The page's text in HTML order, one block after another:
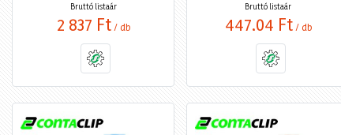
Bruttó listaár
2 837 Ft / db
Bruttó listaár
447,04 Ft / db